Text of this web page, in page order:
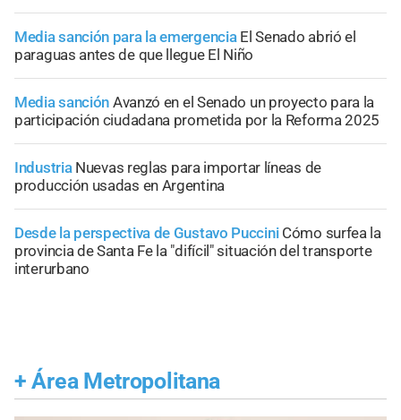
Media sanción para la emergencia El Senado abrió el
paraguas antes de que llegue El Niño
Media sanción Avanzó en el Senado un proyecto para la
participación ciudadana prometida por la Reforma 2025
Industria Nuevas reglas para importar líneas de
producción usadas en Argentina
Desde la perspectiva de Gustavo Puccini Cómo surfea la
provincia de Santa Fe la "difícil" situación del transporte
interurbano
+ Área Metropolitana